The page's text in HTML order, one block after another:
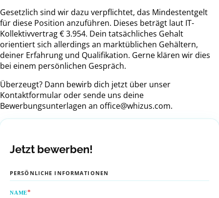
Gesetzlich sind wir dazu verpflichtet, das Mindestentgelt
für diese Position anzuführen. Dieses beträgt laut IT-
Kollektivvertrag € 3.954. Dein tatsächliches Gehalt
orientiert sich allerdings an marktüblichen Gehältern,
deiner Erfahrung und Qualifikation. Gerne klären wir dies
bei einem persönlichen Gespräch.
Überzeugt? Dann bewirb dich jetzt über unser
Kontaktformular oder sende uns deine
Bewerbungsunterlagen an office@whizus.com.
Jetzt bewerben!
PERSÖNLICHE INFORMATIONEN
NAME*